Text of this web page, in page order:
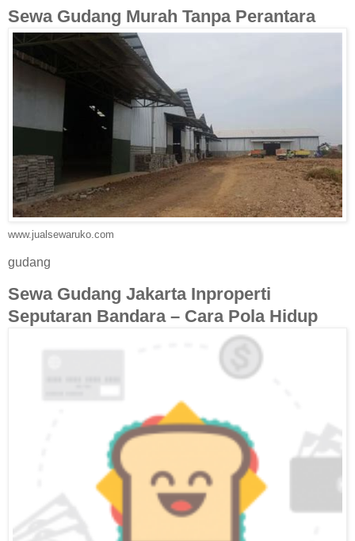
Sewa Gudang Murah Tanpa Perantara
www.jualsewaruko.com
gudang
Sewa Gudang Jakarta Inproperti
Seputaran Bandara – Cara Pola Hidup